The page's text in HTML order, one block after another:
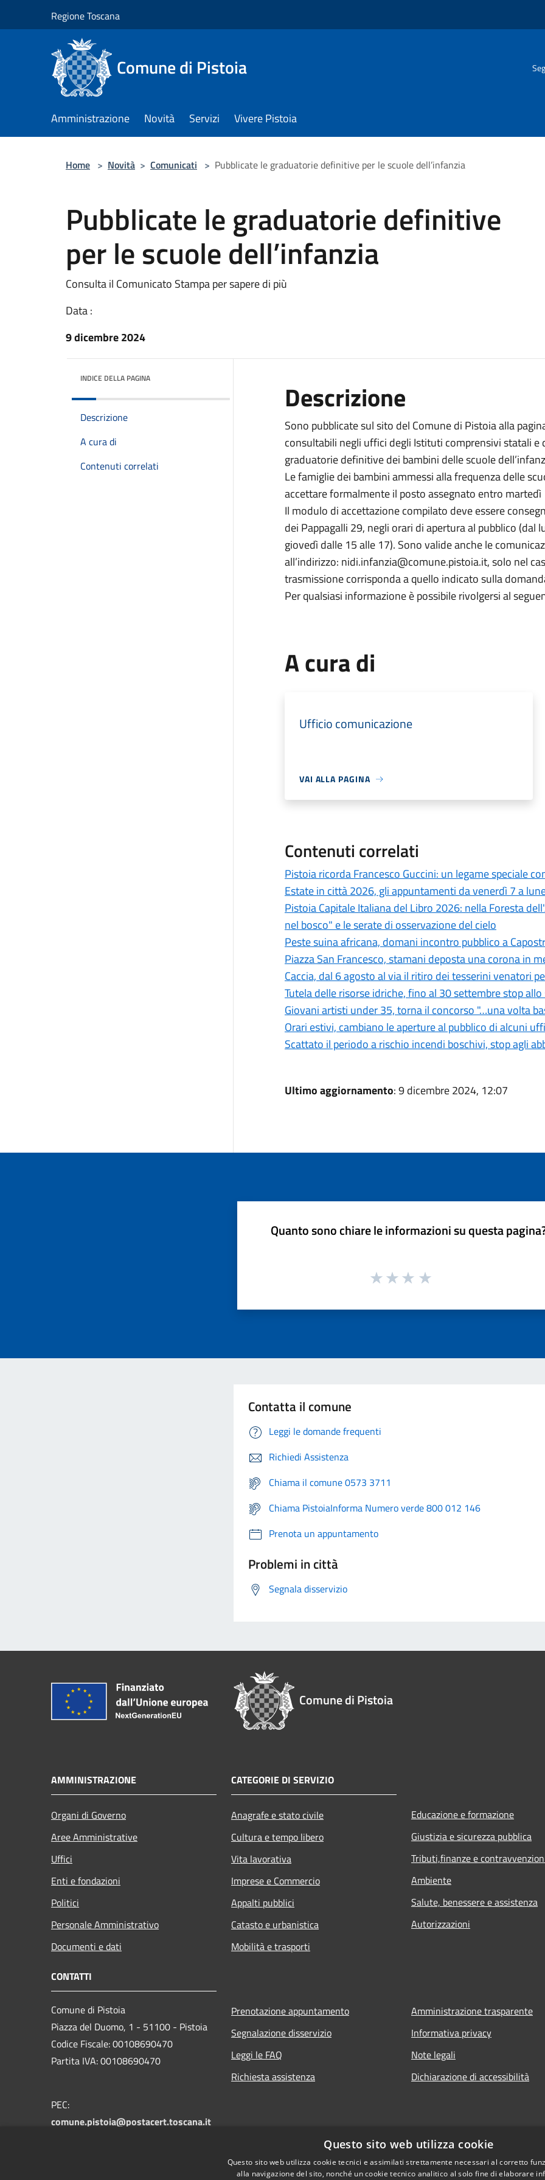
Regione Toscana
Comune di Pistoia
Amministrazione Novità Servizi Vivere Pistoia
Home > Novità > Comunicati > Pubblicate le graduatorie definitive per le scuole dell’infanzia
Pubblicate le graduatorie definitive
per le scuole dell’infanzia
Consulta il Comunicato Stampa per sapere di più
Data :
9 dicembre 2024
INDICE DELLA PAGINA
Descrizione
A cura di
Contenuti correlati
Descrizione
Sono pubblicate sul sito del Comune di Pistoia alla
consultabili negli uffici degli Istituti comprensivi statali e
graduatorie definitive dei bambini delle scuole
Le famiglie dei bambini ammessi alla frequenza delle
accettare formalmente il posto assegnato entro martedì
Il modulo di accettazione compilato deve essere
dei Pappagalli 29, negli orari di apertura al pubblico
giovedì dalle 15 alle 17). Sono valide anche le
all’indirizzo: nidi.infanzia@comune.pistoia.it, solo nel
trasmissione corrisponda a quello indicato sulla
Per qualsiasi informazione è possibile rivolgersi al
A cura di
Ufficio comunicazione
VAI ALLA PAGINA
Contenuti correlati
Pistoia ricorda Francesco Guccini: un legame speciale
Estate in città 2026, gli appuntamenti da venerdì 7 a
Pistoia Capitale Italiana del Libro 2026: nella Foresta
nel bosco" e le serate di osservazione del cielo
Peste suina africana, domani incontro pubblico a
Piazza San Francesco, stamani deposta una corona in
Caccia, dal 6 agosto al via il ritiro dei tesserini venatori
Tutela delle risorse idriche, fino al 30 settembre stop
Giovani artisti under 35, torna il concorso "…una volta
Orari estivi, cambiano le aperture al pubblico di alcuni
Scattato il periodo a rischio incendi boschivi, stop agli
Ultimo aggiornamento: 9 dicembre 2024, 12:07
Quanto sono chiare le informazioni su questa
Contatta il comune
Leggi le domande frequenti
Richiedi Assistenza
Chiama il comune 0573 3711
Chiama PistoiaInforma Numero verde 800 012 146
Prenota un appuntamento
Problemi in città
Segnala disservizio
Comune di Pistoia
AMMINISTRAZIONE
Organi di Governo
Aree Amministrative
Uffici
Enti e fondazioni
Politici
Personale Amministrativo
Documenti e dati
CATEGORIE DI SERVIZIO
Anagrafe e stato civile
Cultura e tempo libero
Vita lavorativa
Imprese e Commercio
Appalti pubblici
Catasto e urbanistica
Mobilità e trasporti
Educazione e formazione
Giustizia e sicurezza pubblica
Tributi,finanze e
Ambiente
Salute, benessere e assistenza
Autorizzazioni
CONTATTI
Comune di Pistoia
Piazza del Duomo, 1 - 51100 - Pistoia
Codice Fiscale: 00108690470
Partita IVA: 00108690470
PEC:
comune.pistoia@postacert.toscana.it
Prenotazione appuntamento
Segnalazione disservizio
Leggi le FAQ
Richiesta assistenza
Amministrazione trasparente
Informativa privacy
Note legali
Dichiarazione di accessibilità
Questo sito web utilizza cookie
Questo sito web utilizza cookie tecnici e assimilati strettamente necessari al corretto
alla navigazione del sito, nonché un cookie tecnico analitico al solo fine di elaborare